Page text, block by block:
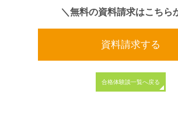
＼無料の資料請求はこちら
資料請求する
合格体験談一覧へ戻る